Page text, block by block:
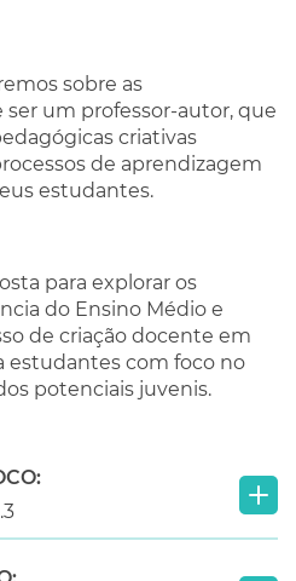
sobre as
um professor-autor, que
criativas
de aprendizagem
estudantes.
para explorar os
do Ensino Médio e
de criação docente em
estudantes com foco no
potenciais juvenis.